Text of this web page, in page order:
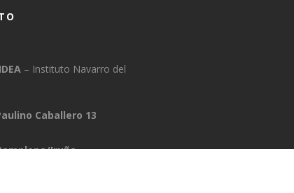
– Instituto Navarro del
Caballero 13
Iruña